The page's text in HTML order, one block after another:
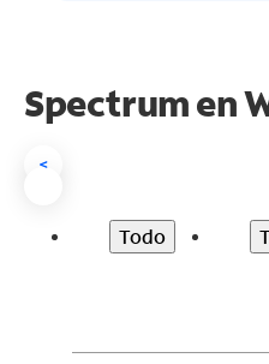
Spectrum en
<
Todo